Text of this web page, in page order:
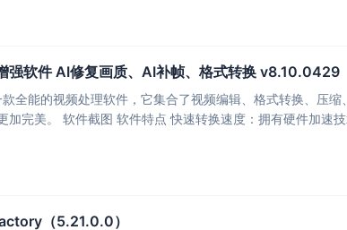
软件 AI修复画质、AI补帧、格式转换 v8.10.0429
视频处理软件，它集合了视频编辑、格式转换、压缩、录制和下载
件对视频文件进行各种处理操作，使之更加完美。 软件截图 软件特点 快速
（5.21.0.0）